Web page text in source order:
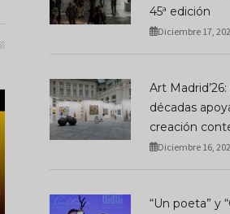
45ª edición
Diciembre 17,
Art
décadas
creación
Diciembre 16,
“Un poeta” y